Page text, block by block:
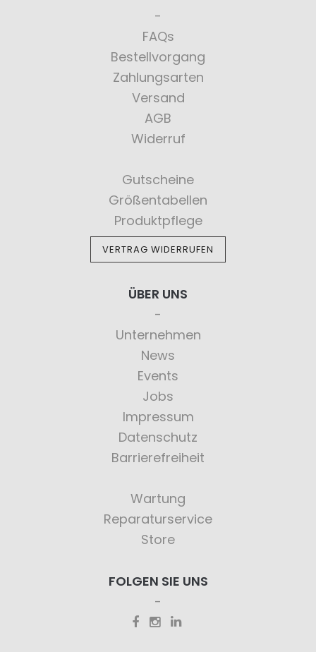
FAQs
Bestellvorgang
Zahlungsarten
Versand
AGB
Widerruf
Gutscheine
Größentabellen
Produktpflege
VERTRAG WIDERRUFEN
ÜBER UNS
Unternehmen
News
Events
Jobs
Impressum
Datenschutz
Barrierefreiheit
Wartung
Reparaturservice
Store
FOLGEN SIE UNS